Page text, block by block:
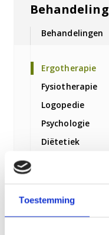
Toestemming
Behandeling
Behandelingen
Ergotherapie
Fysiotherapie
Logopedie
Psychologie
Diëtetiek
Dagbehandeling